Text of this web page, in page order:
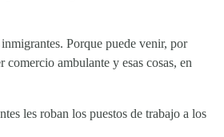
Porque puede venir, por
ambulante y esas cosas, en
les roban los puestos de trabajo a los